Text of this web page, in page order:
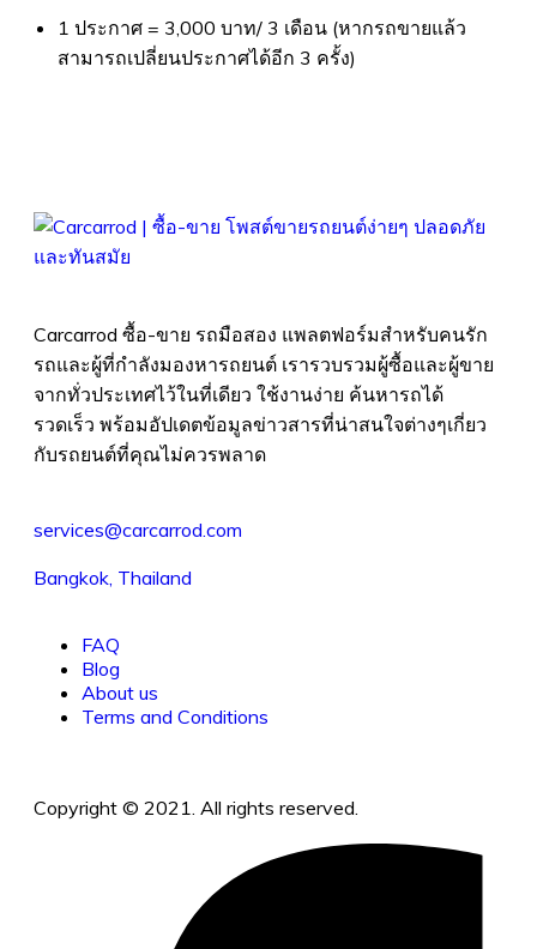
1 ประกาศ = 3,000 บาท/ 3 เดือน (หากรถขายแล้ว
สามารถเปลี่ยนประกาศได้อีก 3 ครั้ง)
Carcarrod ซื้อ-ขาย รถมือสอง แพลตฟอร์มสำหรับคนรัก
รถและผู้ที่กำลังมองหารถยนต์ เรารวบรวมผู้ซื้อและผู้ขาย
จากทั่วประเทศไว้ในที่เดียว ใช้งานง่าย ค้นหารถได้
รวดเร็ว พร้อมอัปเดตข้อมูลข่าวสารที่น่าสนใจต่างๆเกี่ยว
กับรถยนต์ที่คุณไม่ควรพลาด
services@carcarrod.com
Bangkok, Thailand
FAQ
Blog
About us
Terms and Conditions
Copyright © 2021. All rights reserved.